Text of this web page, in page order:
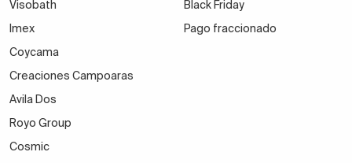
Visobath
Imex
Coycama
Creaciones Campoaras
Avila Dos
Royo Group
Cosmic
Black Friday
Pago fraccionado